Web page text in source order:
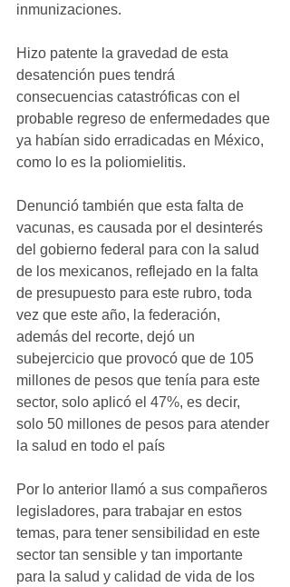
inmunizaciones.
Hizo patente la gravedad de esta
desatención pues tendrá
consecuencias catastróficas con el
probable regreso de enfermedades que
ya habían sido erradicadas en México,
como lo es la poliomielitis.
Denunció también que esta falta de
vacunas, es causada por el desinterés
del gobierno federal para con la salud
de los mexicanos, reflejado en la falta
de presupuesto para este rubro, toda
vez que este año, la federación,
además del recorte, dejó un
subejercicio que provocó que de 105
millones de pesos que tenía para este
sector, solo aplicó el 47%, es decir,
solo 50 millones de pesos para atender
la salud en todo el país
Por lo anterior llamó a sus compañeros
legisladores, para trabajar en estos
temas, para tener sensibilidad en este
sector tan sensible y tan importante
para la salud y calidad de vida de los